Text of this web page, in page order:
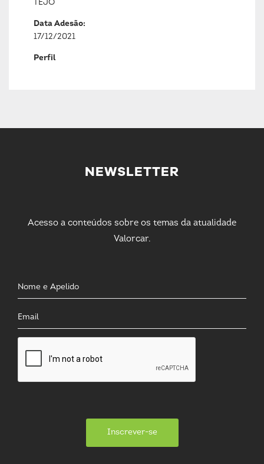
TEJO
Data Adesão:
17/12/2021
Perfil
NEWSLETTER
Acesso a conteúdos sobre os temas da atualidade
Valorcar.
Inscrever-se